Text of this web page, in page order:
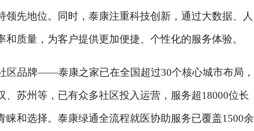
领先地位。同时，泰康注重科技创新，通过大数据、人
质量，为客户提供更加便捷、个性化的服务体验。
区品牌——泰康之家已在全国超过30个核心城市布局，
苏州等，已有众多社区投入运营，服务超18000位长
和选择。泰康绿通全流程就医协助服务已覆盖1500余